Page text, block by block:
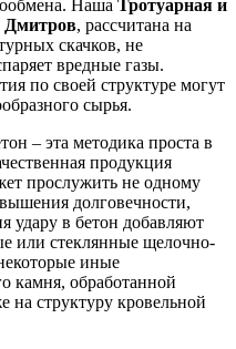
Наша Тротуарная и
Дмитров, рассчитана на
скачков, не
вредные газы.
по своей структуре могут
сырья.
– эта методика проста в
продукция
прослужить не одному
долговечности,
удару в бетон добавляют
или стеклянные щелочно-
иные
камня, обработанной
на структуру кровельной